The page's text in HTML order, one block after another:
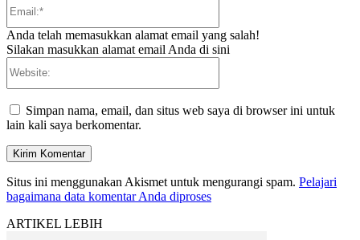
Anda telah memasukkan alamat email yang salah!
Silakan masukkan alamat email Anda di sini
Simpan nama, email, dan situs web saya di browser ini untuk
lain kali saya berkomentar.
Situs ini menggunakan Akismet untuk mengurangi spam. Pelajari
bagaimana data komentar Anda diproses
ARTIKEL LEBIH